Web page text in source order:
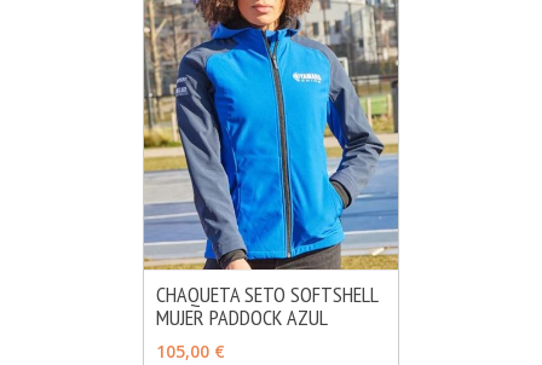
AÑADIR
CHAQUETA SETO SOFTSHELL
MUJER PADDOCK AZUL
105,00 €